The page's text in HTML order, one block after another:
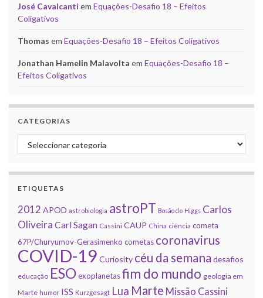
José Cavalcanti em Equações-Desafio 18 – Efeitos
Coligativos
Thomas em Equações-Desafio 18 – Efeitos Coligativos
Jonathan Hamelin Malavolta em Equações-Desafio 18 –
Efeitos Coligativos
CATEGORIAS
Categorias
ETIQUETAS
2012 APOD astrobiologia astroPT Bosão de Higgs Carlos
Oliveira Carl Sagan Cassini CAUP China ciência cometa
67P/Churyumov-Gerasimenko cometas coronavirus
COVID-19 Curiosity céu da semana desafios
educação ESOexoplanetasfim do mundo geologia em
Marte humor ISS Kurzgesagt Lua Marte Missão Cassini